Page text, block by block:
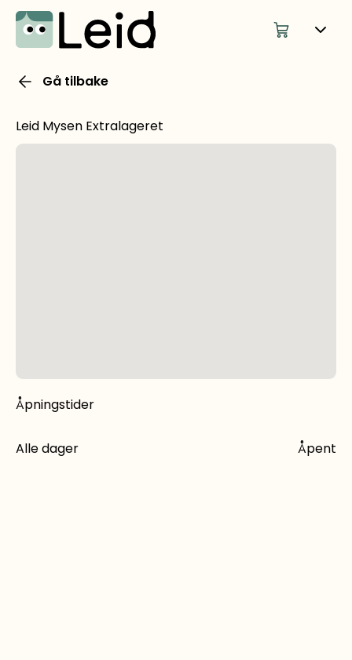
Gå tilbake
Leid Mysen Extralageret
Åpningstider
Alle dager Åpent